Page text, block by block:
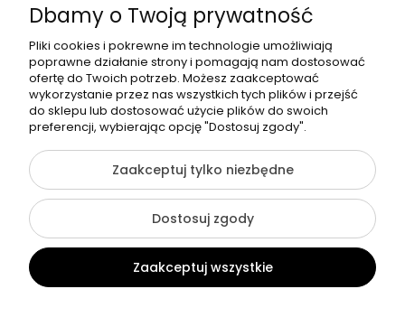
Telefon:
518358020
©2026 Wszelkie Prawa Zastrzeżone | Zrób Sobie Krem
Szablon Flex byEcommercy
Pokaż pełną wersję strony
Sklep internetowy Shoper Premium
Dbamy o Twoją prywatność
Pliki cookies i pokrewne im technologie umożliwiają
poprawne działanie strony i pomagają nam dostosować
ofertę do Twoich potrzeb. Możesz zaakceptować
wykorzystanie przez nas wszystkich tych plików i przejść
do sklepu lub dostosować użycie plików do swoich
preferencji, wybierając opcję "Dostosuj zgody".
Zaakceptuj tylko niezbędne
Dostosuj zgody
Zaakceptuj wszystkie